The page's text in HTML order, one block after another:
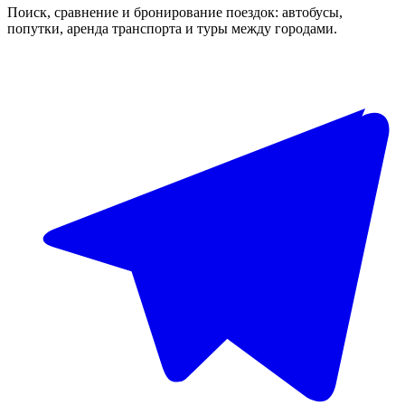
Поиск, сравнение и бронирование поездок: автобусы,
попутки, аренда транспорта и туры между городами.